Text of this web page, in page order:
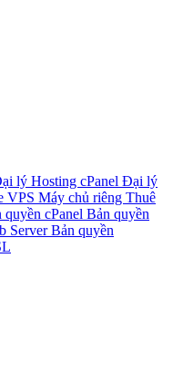
lý Hosting cPanel Đại lý
VPS Máy chủ riêng Thuê
quyền cPanel Bản quyền
ServerBản quyền